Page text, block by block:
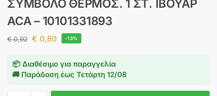
ΣΥΜΒΟΛΟ ΘΕΡΜΟΣ. 1 ΣΤ. ΙΒΟΥΑΡ
ACA – 10101331893
€0,92 € 0,80 -13%
📦 Διαθέσιμο για παραγγελία
🚚 Παράδοση έως Τετάρτη 12/08